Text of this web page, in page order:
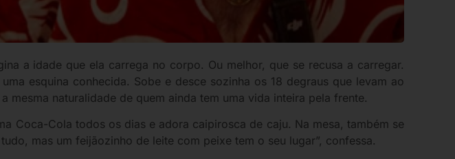
a idade que ela carrega no corpo. Ou melhor, que se recusa a carregar.
esquina conhecida. Sobe e desce sozinha os 18 degraus que levam ao
mesma naturalidade de quem ainda tem uma vida inteira pela frente.
Coca-Cola todos os dias e adora caipirosca de caju. Na mesa, também se
mas um feijãozinho de leite com peixe tem o seu lugar”, confessa.